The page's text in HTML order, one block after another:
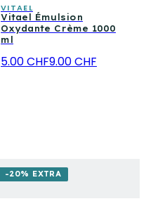
VITAEL
Vitael Émulsion
Oxydante Crème 1000
ml
5.00 CHF9.00 CHF
-20% EXTRA